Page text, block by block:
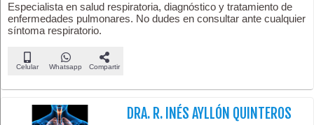
Especialista en salud respiratoria, diagnóstico y tratamiento de
enfermedades pulmonares. No dudes en consultar ante cualquier
síntoma respiratorio.
Celular Whatsapp Compartir
DRA. R. INÉS AYLLÓN QUINTEROS